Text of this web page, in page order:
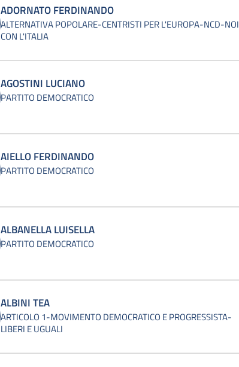
ADORNATO FERDINANDO
ALTERNATIVA POPOLARE-CENTRISTI PER L'EUROPA-NCD-NOI
CON L'ITALIA
AGOSTINI LUCIANO
PARTITO DEMOCRATICO
AIELLO FERDINANDO
PARTITO DEMOCRATICO
ALBANELLA LUISELLA
PARTITO DEMOCRATICO
ALBINI TEA
ARTICOLO 1-MOVIMENTO DEMOCRATICO E PROGRESSISTA-
LIBERI E UGUALI